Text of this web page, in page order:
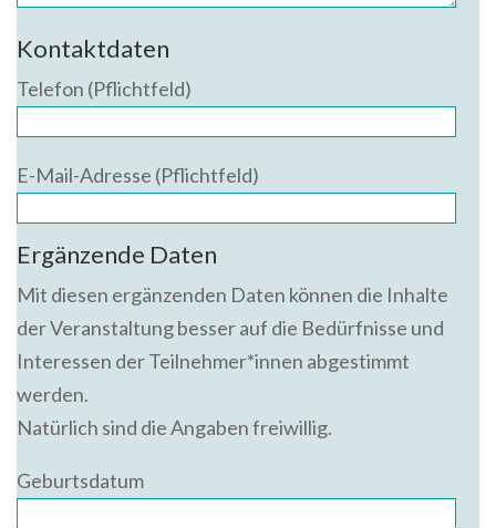
Kontaktdaten
Telefon (Pflichtfeld)
E-Mail-Adresse (Pflichtfeld)
Ergänzende Daten
Mit diesen ergänzenden Daten können die Inhalte
der Veranstaltung besser auf die Bedürfnisse und
Interessen der Teilnehmer*innen abgestimmt
werden.
Natürlich sind die Angaben freiwillig.
Geburtsdatum